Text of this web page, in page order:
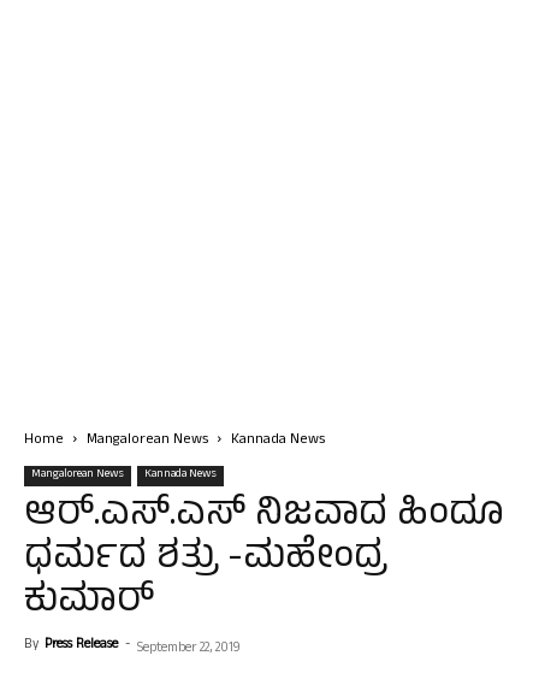
Home Mangalorean News Kannada News
Mangalorean News Kannada News
ಆರ್.ಎಸ್.ಎಸ್ ನಿಜವಾದ ಹಿಂದೂ
ಧರ್ಮದ ಶತ್ರು -ಮಹೇಂದ್ರ
ಕುಮಾರ್
By Press Release - September 22, 2019